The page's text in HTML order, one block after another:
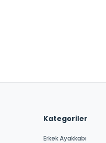
Kategoriler
Erkek Ayakkabı